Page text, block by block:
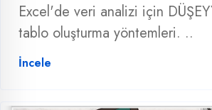
Excel'de veri analizi için
tablo oluşturma yöntemleri. ..
İncele